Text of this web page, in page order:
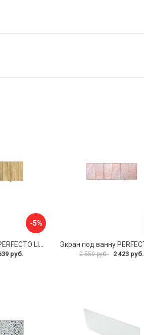
-5%
руб. 2 550 руб. 2 423 руб.